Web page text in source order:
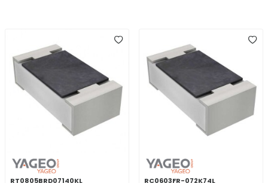
RT0805BRD07140KL RC0603FR-072K74L